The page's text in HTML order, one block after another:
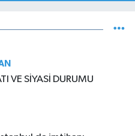
VE SİYASİ DURUMU